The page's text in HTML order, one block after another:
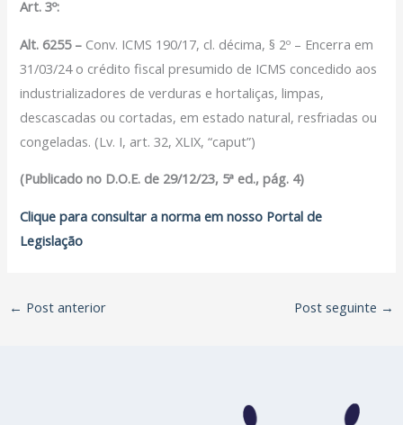
Art. 3º:
Alt. 6255 – Conv. ICMS 190/17, cl. décima, § 2º – Encerra em
31/03/24 o crédito fiscal presumido de ICMS concedido aos
industrializadores de verduras e hortaliças, limpas,
descascadas ou cortadas, em estado natural, resfriadas ou
congeladas. (Lv. I, art. 32, XLIX, “caput”)
(Publicado no D.O.E. de 29/12/23, 5ª ed., pág. 4)
Clique para consultar a norma em nosso Portal de
Legislação
← Post anterior Post seguinte →